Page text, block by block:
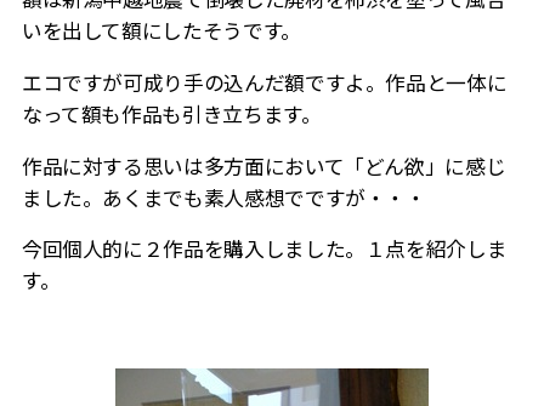
いを出して額にしたそうです。
エコですが可成り手の込んだ額ですよ。作品と一体に
なって額も作品も引き立ちます。
作品に対する思いは多方面において「どん欲」に感じ
ました。あくまでも素人感想でですが・・・
今回個人的に２作品を購入しました。１点を紹介しま
す。